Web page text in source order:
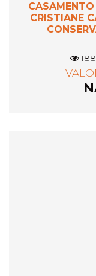
CRISTIANE
188